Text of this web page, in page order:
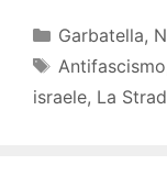
Categorie
Garbatella,
Tag
Antifascismo
israele, La